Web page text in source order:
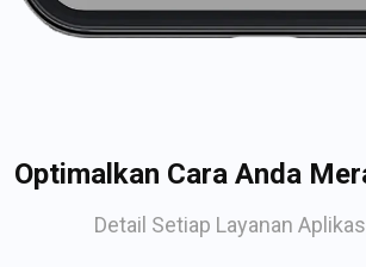
Optimalkan Cara Anda
Detail Setiap Layanan